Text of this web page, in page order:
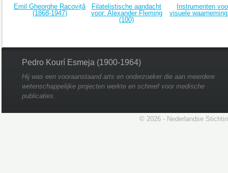
Emil Gheorghe Racoviță
(1868-1947)
Filatelistische aandacht
voor: Alexander Fleming
(100)
Instrumenten
visuele
Pedro Kourí Esmeja (1900-1964)
Hij was een vooraanstaand arts en onderzoeker die aan meerdere
wetenschappelijke projecten werkte en schreef voor medische
publicaties.
© 2026 - Nederlandse